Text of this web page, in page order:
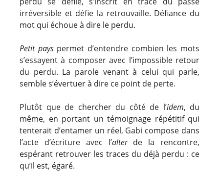
irréversible et défie la retrouvaille. Défiance du
mot qui échoue à dire le perdu.
Petit payspermet d’entendre combien les mots
s’essayent à composer avec l’impossible retour
du perdu. La parole venant à celui qui parle,
semble s’évertuer à dire ce point de perte.
Plutôt que de chercher du côté de l’idem, du
même, en portant un témoignage répétitif qui
tenterait d’entamer un réel, Gabi compose dans
l’acte d’écriture avec l’alterde la rencontre,
espérant retrouver les traces du déjà perdu : ce
qu’il est, égaré.